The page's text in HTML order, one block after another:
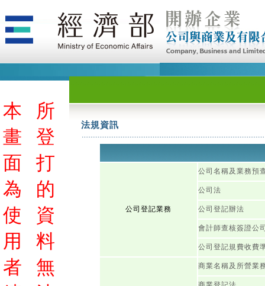
本
畫
面
為
使
用
者
所
登
打
的
資
料
無
法規資訊
公司登記業務
公司名稱及業務預
公司法
公司登記辦法
會計師查核簽證公
公司登記規費收費
商業名稱及所營業